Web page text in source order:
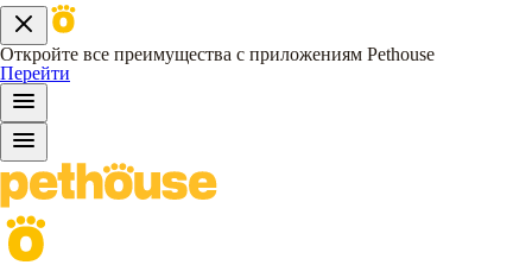
Откройте все преимущества с приложениям Pethouse
Перейти